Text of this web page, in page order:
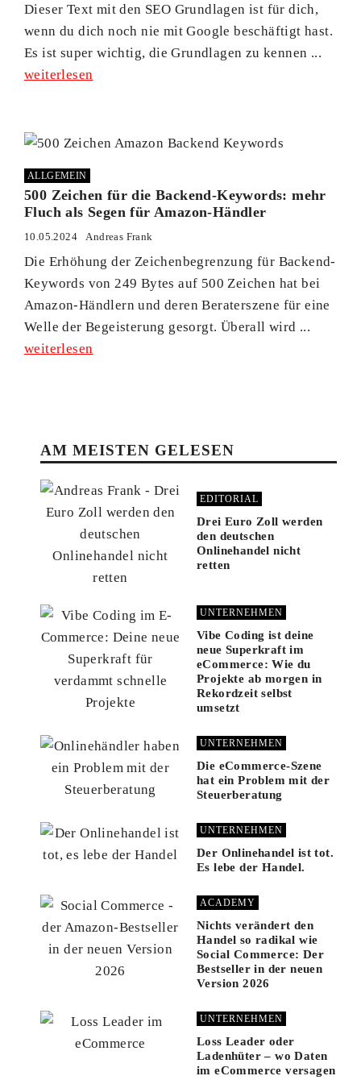
Dieser Text mit den SEO Grundlagen ist für dich,
wenn du dich noch nie mit Google beschäftigt hast.
Es ist super wichtig, die Grundlagen zu kennen ...
weiterlesen
ALLGEMEIN
500 Zeichen für die Backend-Keywords: mehr
Fluch als Segen für Amazon-Händler
10.05.2024 Andreas Frank
Die Erhöhung der Zeichenbegrenzung für Backend-
Keywords von 249 Bytes auf 500 Zeichen hat bei
Amazon-Händlern und deren Beraterszene für eine
Welle der Begeisterung gesorgt. Überall wird ...
weiterlesen
AM MEISTEN GELESEN
EDITORIAL
Drei Euro Zoll werden
den deutschen
Onlinehandel nicht
retten
UNTERNEHMEN
Vibe Coding ist deine
neue Superkraft im
eCommerce: Wie du
Projekte ab morgen in
Rekordzeit selbst
umsetzt
UNTERNEHMEN
Die eCommerce-Szene
hat ein Problem mit der
Steuerberatung
UNTERNEHMEN
Der Onlinehandel ist tot.
Es lebe der Handel.
ACADEMY
Nichts verändert den
Handel so radikal wie
Social Commerce: Der
Bestseller in der neuen
Version 2026
UNTERNEHMEN
Loss Leader oder
Ladenhüter – wo Daten
im eCommerce versagen